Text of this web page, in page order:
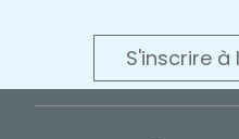
S'inscrire